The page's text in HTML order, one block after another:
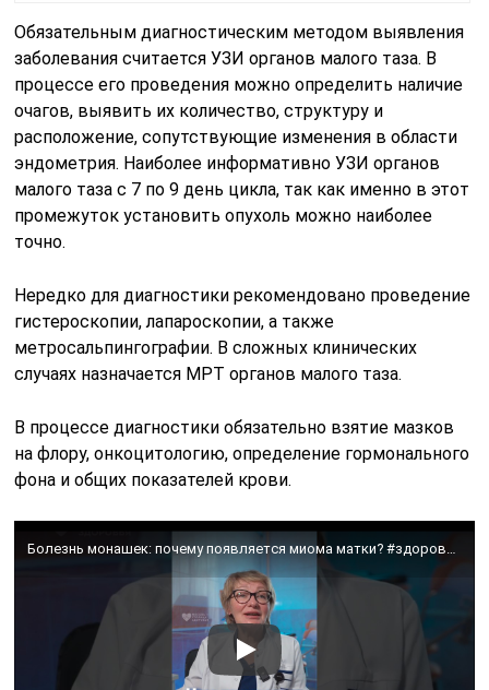
Обязательным диагностическим методом выявления
заболевания считается УЗИ органов малого таза. В
процессе его проведения можно определить наличие
очагов, выявить их количество, структуру и
расположение, сопутствующие изменения в области
эндометрия. Наиболее информативно УЗИ органов
малого таза с 7 по 9 день цикла, так как именно в этот
промежуток установить опухоль можно наиболее
точно.
Нередко для диагностики рекомендовано проведение
гистероскопии, лапароскопии, а также
метросальпингографии. В сложных клинических
случаях назначается МРТ органов малого таза.
В процессе диагностики обязательно взятие мазков
на флору, онкоцитологию, определение гормонального
фона и общих показателей крови.